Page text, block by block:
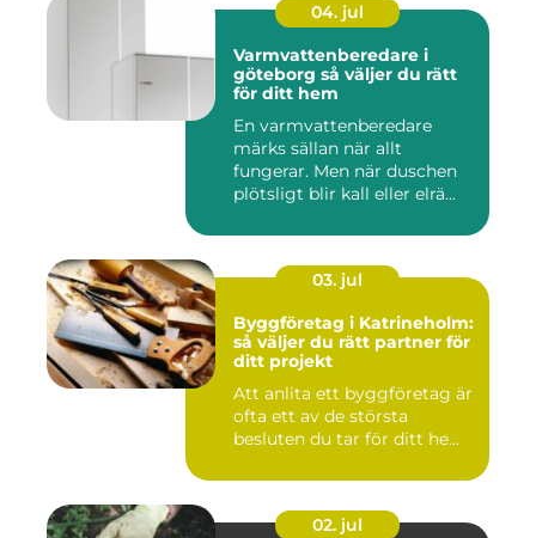
04. jul
Varmvattenberedare i
göteborg så väljer du rätt
för ditt hem
En varmvattenberedare
märks sällan när allt
fungerar. Men när duschen
plötsligt blir kall eller elrä...
03. jul
Byggföretag i Katrineholm:
så väljer du rätt partner för
ditt projekt
Att anlita ett byggföretag är
ofta ett av de största
besluten du tar för ditt he...
02. jul